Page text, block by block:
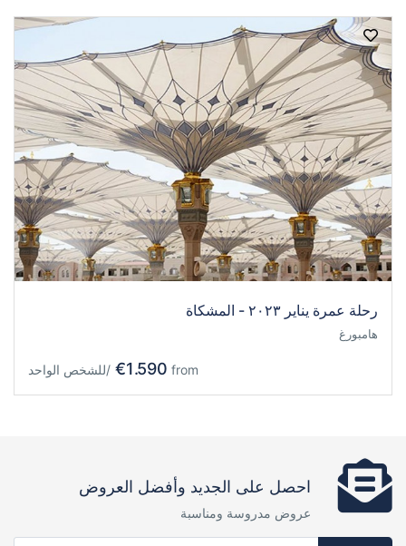
رحلة عمرة يناير ٢٠٢٣ - المشكاة
هامبورغ
from
€1.590 /للشخص الواحد
احصل على الجديد وأفضل العروض
عروض مدروسة ومناسبة